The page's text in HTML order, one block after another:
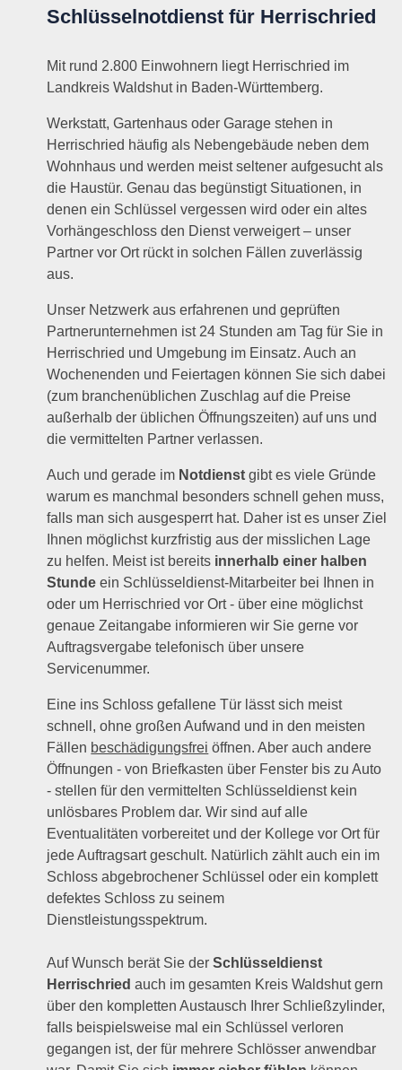
Schlüsselnotdienst für Herrischried
Mit rund 2.800 Einwohnern liegt Herrischried im
Landkreis Waldshut in Baden-Württemberg.
Werkstatt, Gartenhaus oder Garage stehen in
Herrischried häufig als Nebengebäude neben dem
Wohnhaus und werden meist seltener aufgesucht als
die Haustür. Genau das begünstigt Situationen, in
denen ein Schlüssel vergessen wird oder ein altes
Vorhängeschloss den Dienst verweigert – unser
Partner vor Ort rückt in solchen Fällen zuverlässig
aus.
Unser Netzwerk aus erfahrenen und geprüften
Partnerunternehmen ist 24 Stunden am Tag für Sie in
Herrischried und Umgebung im Einsatz. Auch an
Wochenenden und Feiertagen können Sie sich dabei
(zum branchenüblichen Zuschlag auf die Preise
außerhalb der üblichen Öffnungszeiten) auf uns und
die vermittelten Partner verlassen.
Auch und gerade im Notdienst gibt es viele Gründe
warum es manchmal besonders schnell gehen muss,
falls man sich ausgesperrt hat. Daher ist es unser Ziel
Ihnen möglichst kurzfristig aus der misslichen Lage
zu helfen. Meist ist bereits innerhalb einer halben
Stunde ein Schlüsseldienst-Mitarbeiter bei Ihnen in
oder um Herrischried vor Ort - über eine möglichst
genaue Zeitangabe informieren wir Sie gerne vor
Auftragsvergabe telefonisch über unsere
Servicenummer.
Eine ins Schloss gefallene Tür lässt sich meist
schnell, ohne großen Aufwand und in den meisten
Fällen beschädigungsfrei öffnen. Aber auch andere
Öffnungen - von Briefkasten über Fenster bis zu Auto
- stellen für den vermittelten Schlüsseldienst kein
unlösbares Problem dar. Wir sind auf alle
Eventualitäten vorbereitet und der Kollege vor Ort für
jede Auftragsart geschult. Natürlich zählt auch ein im
Schloss abgebrochener Schlüssel oder ein komplett
defektes Schloss zu seinem
Dienstleistungsspektrum.
Auf Wunsch berät Sie derSchlüsseldienst
Herrischried auch im gesamten Kreis Waldshut gern
über den kompletten Austausch Ihrer Schließzylinder,
falls beispielsweise mal ein Schlüssel verloren
gegangen ist, der für mehrere Schlösser anwendbar